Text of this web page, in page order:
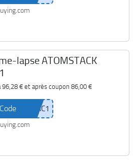
lapse ATOMSTACK
96,28 €et après coupon 86,00 €